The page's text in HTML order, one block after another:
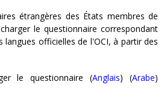
étrangères des États membres de
le questionnaire correspondant
langues officielles de l'OCI, à partir des
le questionnaire (Anglais) (Arabe)